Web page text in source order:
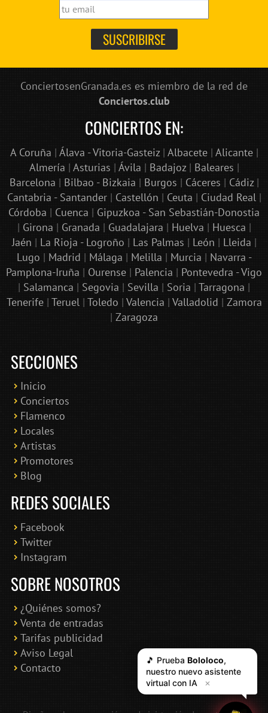
ConciertosenGranada.es es miembro de la red de
Conciertos.club
CONCIERTOS EN:
A Coruña | Álava - Vitoria-Gasteiz| Albacete| Alicante|
Almería | Asturias | Ávila | Badajoz| Baleares |
Barcelona | Bilbao - Bizkaia | Burgos | Cáceres | Cádiz|
Cantabria - Santander| Castellón | Ceuta | Ciudad Real|
Córdoba | Cuenca | Gipuzkoa - San Sebastián-Donostia
| Girona | Granada | Guadalajara | Huelva | Huesca |
Jaén | La Rioja - Logroño | Las Palmas | León | Lleida |
Lugo | Madrid | Málaga | Melilla | Murcia | Navarra -
Pamplona-Iruña | Ourense | Palencia | Pontevedra - Vigo
| Salamanca | Segovia | Sevilla | Soria | Tarragona |
Tenerife| Teruel| Toledo | Valencia | Valladolid | Zamora
| Zaragoza
SECCIONES
Inicio
Conciertos
Flamenco
Locales
Artistas
Promotores
Blog
REDES SOCIALES
Facebook
Twitter
Instagram
SOBRE NOSOTROS
¿Quiénes somos?
Venta de entradas
Tarifas publicidad
Aviso Legal
Contacto
🎵 Prueba Bololoco,
nuestro nuevo asistente
virtual con IA
✕